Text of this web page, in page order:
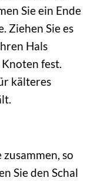
Sie ein Ende
Ziehen Sie es
Hals
fest.
kälteres
so
Sie den Schal